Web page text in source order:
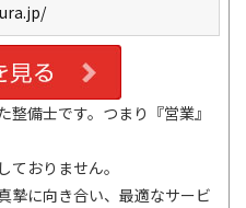
備士です。つまり『営業』
おりません。
摯に向き合い、最適なサービ